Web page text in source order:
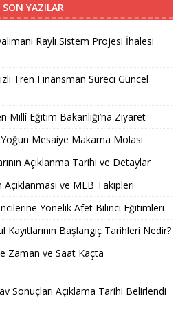
SON YAZILAR
Raylı Sistem Projesi İhalesi
Tren Finansman Süreci Güncel
Millî Eğitim Bakanlığı’na Ziyaret
Mesaiye Makarna Molası
Açıklanma Tarihi ve Detaylar
Açıklanması ve MEB Takipleri
Yönelik Afet Bilinci Eğitimleri
Başlangıç Tarihleri Nedir?
Zaman ve Saat Kaçta
Sonuçları Açıklama Tarihi Belirlendi